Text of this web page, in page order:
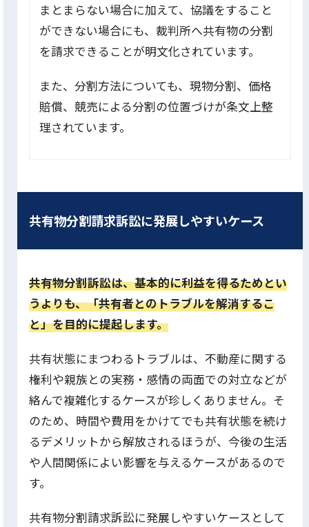
まとまらない場合に加えて、協議をすること
ができない場合にも、裁判所へ共有物の分割
を請求できることが明文化されています。
また、分割方法についても、現物分割、価格
賠償、競売による分割の位置づけが条文上整
理されています。
共有物分割請求訴訟に発展しやすいケース
共有物分割訴訟は、基本的に利益を得るためとい
うよりも、「共有者とのトラブルを解消するこ
と」を目的に提起します。
共有状態にまつわるトラブルは、不動産に関する
権利や親族との実務・感情の両面での対立などが
絡んで複雑化するケースが珍しくありません。そ
のため、時間や費用をかけてでも共有状態を続け
るデメリットから解放されるほうが、今後の生活
や人間関係によい影響を与えるケースがあるので
す。
共有物分割請求訴訟に発展しやすいケースとして